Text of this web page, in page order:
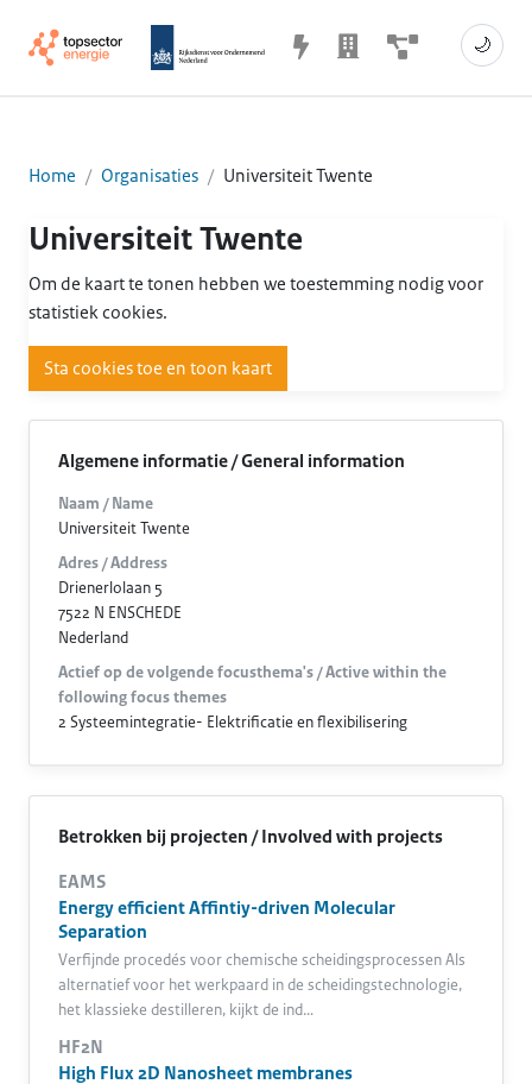
🌙
Home Organisaties Universiteit Twente
Universiteit Twente
Om de kaart te tonen hebben we toestemming nodig voor
statistiek cookies.
Sta cookies toe en toon kaart
Algemene informatie / General information
Naam / Name
Universiteit Twente
Adres / Address
Drienerlolaan 5
7522 N ENSCHEDE
Nederland
Actief op de volgende focusthema's / Active within the
following focus themes
2 Systeemintegratie- Elektrificatie en flexibilisering
Betrokken bij projecten / Involved with projects
EAMS
Energy efficient Affintiy-driven Molecular
Separation
Verfijnde procedés voor chemische scheidingsprocessen Als
alternatief voor het werkpaard in de scheidingstechnologie,
het klassieke destilleren, kijkt de ind…
HF2N
High Flux 2D Nanosheet membranes